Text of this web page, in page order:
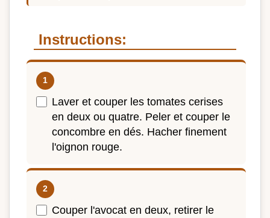
Instructions:
Laver et couper les tomates cerises
en deux ou quatre. Peler et couper le
concombre en dés. Hacher finement
l'oignon rouge.
Couper l'avocat en deux, retirer le